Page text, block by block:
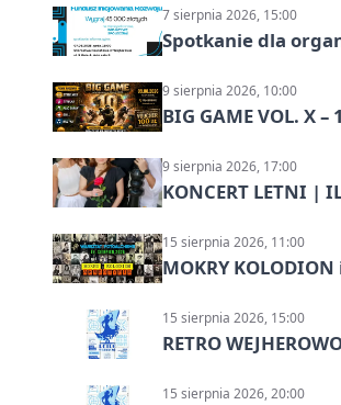
7 sierpnia 2026, 15:00
Spotkanie dla
9 sierpnia 2026, 10:00
BIG GAME VOL. X
9 sierpnia 2026, 17:00
KONCERT LETNI |
15 sierpnia 2026, 11:00
MOKRY
15 sierpnia 2026, 15:00
RETRO
15 sierpnia 2026, 20:00